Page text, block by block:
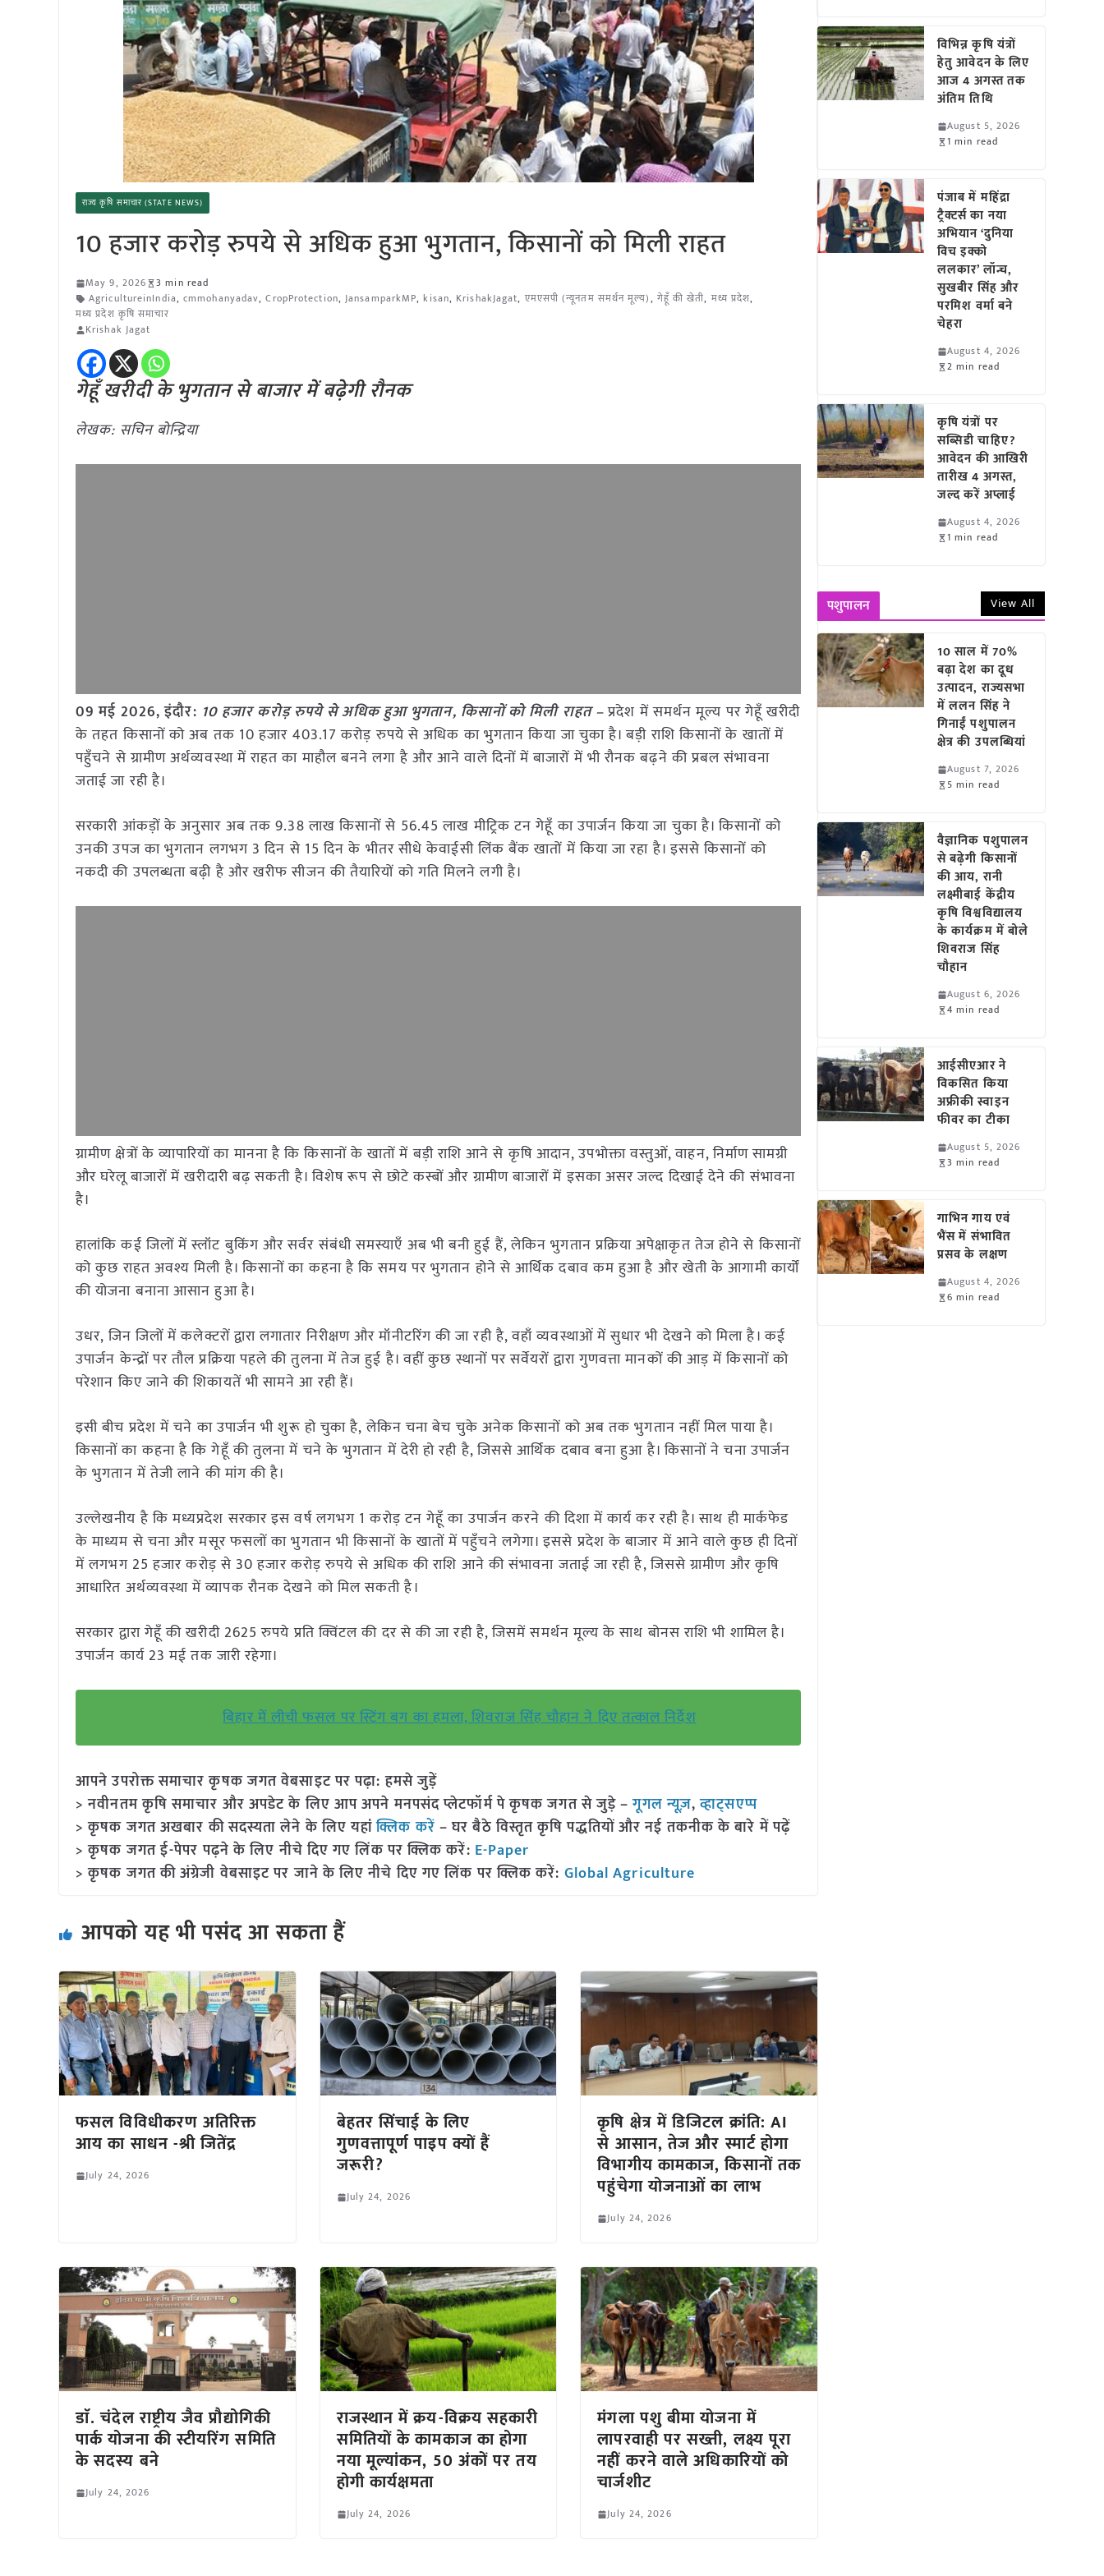
राज्य कृषि समाचार (STATE NEWS)
10 हजार करोड़ रुपये से अधिक हुआ भुगतान, किसानों को मिली राहत
May 9, 2026
3 min read
AgricultureinIndia,cmmohanyadav,CropProtection,JansamparkMP,kisan, KrishakJagat, एमएसपी (न्यूनतम समर्थन मूल्य), गेहूँ की खेती, मध्य प्रदेश,
मध्य प्रदेश कृषि समाचार
Krishak Jagat
गेहूँ खरीदी के भुगतान से बाजार में बढ़ेगी रौनक
लेखक: सचिन बोन्द्रिया
09 मई 2026,इंदौर: 10 हजार करोड़ रुपये से अधिक हुआ भुगतान, किसानों को मिली राहत –प्रदेश में समर्थन मूल्य पर गेहूँ खरीदी
के तहत किसानों को अब तक 10 हजार 403.17 करोड़ रुपये से अधिक का भुगतान किया जा चुका है। बड़ी राशि किसानों के खातों में
पहुँचने से ग्रामीण अर्थव्यवस्था में राहत का माहौल बनने लगा है और आने वाले दिनों में बाजारों में भी रौनक बढ़ने की प्रबल संभावना
जताई जा रही है।
सरकारी आंकड़ों के अनुसार अब तक 9.38 लाख किसानों से 56.45 लाख मीट्रिक टन गेहूँ का उपार्जन किया जा चुका है। किसानों को
उनकी उपज का भुगतान लगभग 3 दिन से 15 दिन के भीतर सीधे केवाईसी लिंक बैंक खातों में किया जा रहा है। इससे किसानों को
नकदी की उपलब्धता बढ़ी है और खरीफ सीजन की तैयारियों को गति मिलने लगी है।
ग्रामीण क्षेत्रों के व्यापारियों का मानना है कि किसानों के खातों में बड़ी राशि आने से कृषि आदान, उपभोक्ता वस्तुओं, वाहन, निर्माण सामग्री
और घरेलू बाजारों में खरीदारी बढ़ सकती है। विशेष रूप से छोटे कस्बों और ग्रामीण बाजारों में इसका असर जल्द दिखाई देने की संभावना
है।
हालांकि कई जिलों में स्लॉट बुकिंग और सर्वर संबंधी समस्याएँ अब भी बनी हुई हैं, लेकिन भुगतान प्रक्रिया अपेक्षाकृत तेज होने से किसानों
को कुछ राहत अवश्य मिली है। किसानों का कहना है कि समय पर भुगतान होने से आर्थिक दबाव कम हुआ है और खेती के आगामी कार्यों
की योजना बनाना आसान हुआ है।
उधर, जिन जिलों में कलेक्टरों द्वारा लगातार निरीक्षण और मॉनीटरिंग की जा रही है, वहाँ व्यवस्थाओं में सुधार भी देखने को मिला है। कई
उपार्जन केन्द्रों पर तौल प्रक्रिया पहले की तुलना में तेज हुई है। वहीं कुछ स्थानों पर सर्वेयरों द्वारा गुणवत्ता मानकों की आड़ में किसानों को
परेशान किए जाने की शिकायतें भी सामने आ रही हैं।
इसी बीच प्रदेश में चने का उपार्जन भी शुरू हो चुका है, लेकिन चना बेच चुके अनेक किसानों को अब तक भुगतान नहीं मिल पाया है।
किसानों का कहना है कि गेहूँ की तुलना में चने के भुगतान में देरी हो रही है, जिससे आर्थिक दबाव बना हुआ है। किसानों ने चना उपार्जन
के भुगतान में तेजी लाने की मांग की है।
उल्लेखनीय है कि मध्यप्रदेश सरकार इस वर्ष लगभग 1 करोड़ टन गेहूँ का उपार्जन करने की दिशा में कार्य कर रही है। साथ ही मार्कफेड
के माध्यम से चना और मसूर फसलों का भुगतान भी किसानों के खातों में पहुँचने लगेगा। इससे प्रदेश के बाजार में आने वाले कुछ ही दिनों
में लगभग 25 हजार करोड़ से 30 हजार करोड़ रुपये से अधिक की राशि आने की संभावना जताई जा रही है, जिससे ग्रामीण और कृषि
आधारित अर्थव्यवस्था में व्यापक रौनक देखने को मिल सकती है।
सरकार द्वारा गेहूँ की खरीदी 2625 रुपये प्रति क्विंटल की दर से की जा रही है, जिसमें समर्थन मूल्य के साथ बोनस राशि भी शामिल है।
उपार्जन कार्य 23 मई तक जारी रहेगा।
बिहार में लीची फसल पर स्टिंग बग का हमला, शिवराज सिंह चौहान ने दिए तत्काल निर्देश
आपने उपरोक्त समाचार कृषक जगत वेबसाइट पर पढ़ा: हमसे जुड़ें
> नवीनतम कृषि समाचार और अपडेट के लिए आप अपने मनपसंद प्लेटफॉर्म पे कृषक जगत से जुड़े –गूगल न्यूज़,व्हाट्सएप्प
> कृषक जगत अखबार की सदस्यता लेने के लिए यहांक्लिक करें – घर बैठे विस्तृत कृषि पद्धतियों और नई तकनीक के बारे में पढ़ें
> कृषक जगत ई-पेपर पढ़ने के लिए नीचे दिए गए लिंक पर क्लिक करें: E-Paper
> कृषक जगत की अंग्रेजी वेबसाइट पर जाने के लिए नीचे दिए गए लिंक पर क्लिक करें: Global Agriculture
आपको यह भी पसंद आ सकता हैं
फसल विविधीकरण अतिरिक्त
आय का साधन -श्री जितेंद्र
July 24, 2026
बेहतर सिंचाई के लिए
गुणवत्तापूर्ण पाइप क्यों हैं
जरूरी?
July 24, 2026
कृषि क्षेत्र में डिजिटल क्रांति: AI
से आसान, तेज और स्मार्ट होगा
विभागीय कामकाज, किसानों तक
पहुंचेगा योजनाओं का लाभ
July 24, 2026
डाॅ. चंदेल राष्ट्रीय जैव प्रौद्योगिकी
पार्क योजना की स्टीयरिंग समिति
के सदस्य बने
July 24, 2026
राजस्थान में क्रय-विक्रय सहकारी
समितियों के कामकाज का होगा
नया मूल्यांकन, 50 अंकों पर तय
होगी कार्यक्षमता
July 24, 2026
मंगला पशु बीमा योजना में
लापरवाही पर सख्ती, लक्ष्य पूरा
नहीं करने वाले अधिकारियों को
चार्जशीट
July 24, 2026
विभिन्न कृषि यंत्रों
हेतु आवेदन के लिए
आज 4 अगस्त तक
अंतिम तिथि
August 5, 2026
1 min read
पंजाब में महिंद्रा
ट्रैक्टर्स का नया
अभियान ‘दुनिया
विच इक्को
ललकार’ लॉन्च,
सुखबीर सिंह और
परमिश वर्मा बने
चेहरा
August 4, 2026
2 min read
कृषि यंत्रों पर
सब्सिडी चाहिए?
आवेदन की आखिरी
तारीख 4 अगस्त,
जल्द करें अप्लाई
August 4, 2026
1 min read
पशुपालन View All
10 साल में 70%
बढ़ा देश का दूध
उत्पादन, राज्यसभा
में ललन सिंह ने
गिनाईं पशुपालन
क्षेत्र की उपलब्धियां
August 7, 2026
5 min read
वैज्ञानिक पशुपालन
से बढ़ेगी किसानों
की आय, रानी
लक्ष्मीबाई केंद्रीय
कृषि विश्वविद्यालय
के कार्यक्रम में बोले
शिवराज सिंह
चौहान
August 6, 2026
4 min read
आईसीएआर ने
विकसित किया
अफ्रीकी स्वाइन
फीवर का टीका
August 5, 2026
3 min read
गाभिन गाय एवं
भैंस में संभावित
प्रसव के लक्षण
August 4, 2026
6 min read